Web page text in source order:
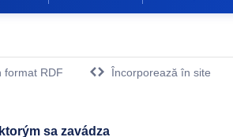
format RDF
Încorporează în site
sa zavádza